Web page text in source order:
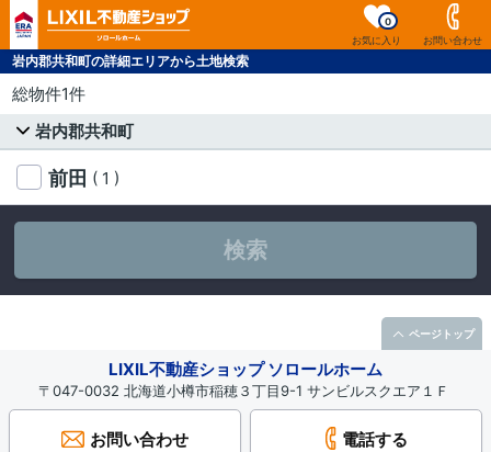
お気に入り
0
お問い合わせ
岩内郡共和町の詳細エリアから土地検索
総物件1件
岩内郡共和町
前田 ( 1 )
検索
LIXIL不動産ショップ ソロールホーム
〒047-0032 北海道小樽市稲穂３丁目9-1 サンビルスクエア１Ｆ
お問い合わせ 電話する
ページトップ